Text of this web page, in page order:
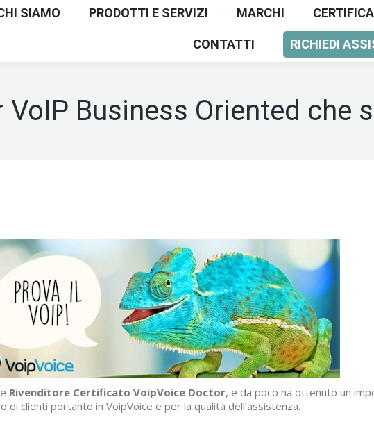
SIAMO PRODOTTI E SERVIZI MARCHI
CONTATTI RICHIEDI
VoIP Business Oriented che
Rivenditore Certificato VoipVoice Doctor, e da poco ha ottenuto un
di clienti portanto in VoipVoice e per la qualità dell’assistenza.